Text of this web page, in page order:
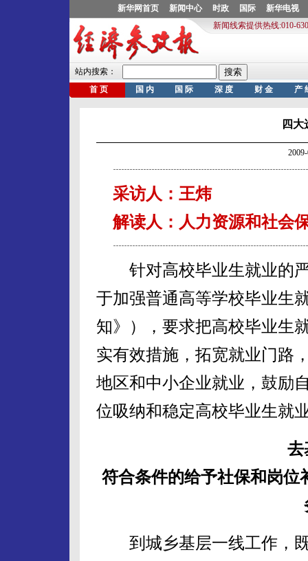
四大
采访人：王炜
解读人：人力资源和社会
针对高校毕业生就业的严
于加强普通高等学校毕业生
知》），要求把高校毕业生
实有效措施，拓宽就业门路
地区和中小企业就业，鼓励
位吸纳和稳定高校毕业生就
去
符合条件的给予社保和岗位
到城乡基层一线工作，既